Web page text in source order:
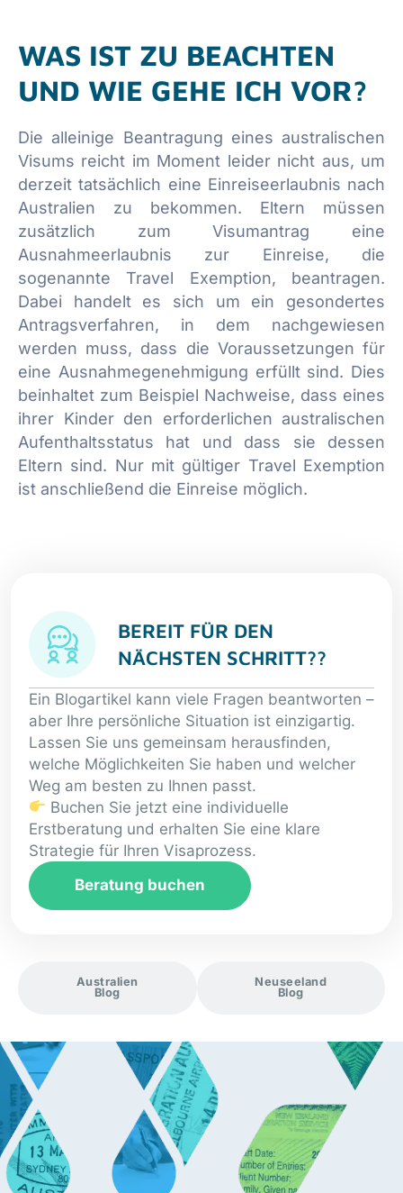
WAS IST ZU BEACHTEN
UND WIE GEHE ICH VOR?
Die alleinige Beantragung eines australischen
Visums reicht im Moment leider nicht aus, um
derzeit tatsächlich eine Einreiseerlaubnis nach
Australien zu bekommen. Eltern müssen
zusätzlich zum Visumantrag eine
Ausnahmeerlaubnis zur Einreise, die
sogenannte Travel Exemption, beantragen.
Dabei handelt es sich um ein gesondertes
Antragsverfahren, in dem nachgewiesen
werden muss, dass die Voraussetzungen für
eine Ausnahmegenehmigung erfüllt sind. Dies
beinhaltet zum Beispiel Nachweise, dass eines
ihrer Kinder den erforderlichen australischen
Aufenthaltsstatus hat und dass sie dessen
Eltern sind. Nur mit gültiger Travel Exemption
ist anschließend die Einreise möglich.
BEREIT FÜR DEN
NÄCHSTEN SCHRITT??
Ein Blogartikel kann viele Fragen beantworten –
aber Ihre persönliche Situation ist einzigartig.
Lassen Sie uns gemeinsam herausfinden,
welche Möglichkeiten Sie haben und welcher
Weg am besten zu Ihnen passt.
Buchen Sie jetzt eine individuelle
Erstberatung und erhalten Sie eine klare
Strategie für Ihren Visaprozess.
Beratung buchen
Australien
Blog
Neuseeland
Blog